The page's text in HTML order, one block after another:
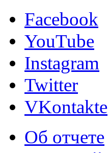
Facebook
YouTube
Instagram
Twitter
VKontakte
Об отчете